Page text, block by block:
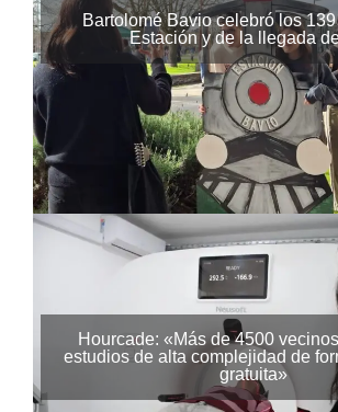
Bartolomé Bavio celebró los
Estación y de la llegada
Hourcade: «Más de 4500
estudios de alta complejidad de
gratuita»